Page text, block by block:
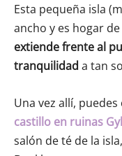
Esta pequeña isla
ancho y es hogar
extiende frente al
tranquilidad a tan
Una vez allí,
castillo en ruinas
salón de té de la